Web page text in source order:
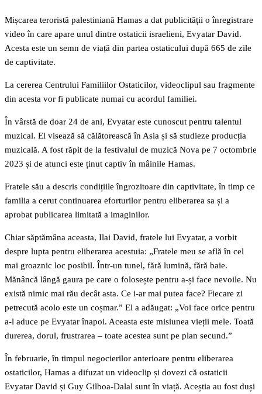
Mișcarea teroristă palestiniană Hamas a dat publicității o înregistrare
video în care apare unul dintre ostaticii israelieni, Evyatar David.
Acesta este un semn de viață din partea ostaticului după 665 de zile
de captivitate.
La cererea Centrului Familiilor Ostaticilor, videoclipul sau fragmente
din acesta vor fi publicate numai cu acordul familiei.
În vârstă de doar 24 de ani, Evyatar este cunoscut pentru talentul
muzical. El visează să călătorească în Asia și să studieze producția
muzicală. A fost răpit de la festivalul de muzică Nova pe 7 octombrie
2023 și de atunci este ținut captiv în mâinile Hamas.
Fratele său a descris condițiile îngrozitoare din captivitate, în timp ce
familia a cerut continuarea eforturilor pentru eliberarea sa și a
aprobat publicarea limitată a imaginilor.
Chiar săptămâna aceasta, Ilai David, fratele lui Evyatar, a vorbit
despre lupta pentru eliberarea acestuia: „Fratele meu se află în cel
mai groaznic loc posibil. Într-un tunel, fără lumină, fără baie.
Mănâncă lângă gaura pe care o folosește pentru a-și face nevoile. Nu
există nimic mai rău decât asta. Ce i-ar mai putea face? Fiecare zi
petrecută acolo este un coșmar.” El a adăugat: „Voi face orice pentru
a-l aduce pe Evyatar înapoi. Aceasta este misiunea vieții mele. Toată
durerea, dorul, frustrarea – toate acestea sunt pe plan secund.”
În februarie, în timpul negocierilor anterioare pentru eliberarea
ostaticilor, Hamas a difuzat un videoclip și dovezi că ostaticii
Evyatar David și Guy Gilboa-Dalal sunt în viață. Aceștia au fost duși